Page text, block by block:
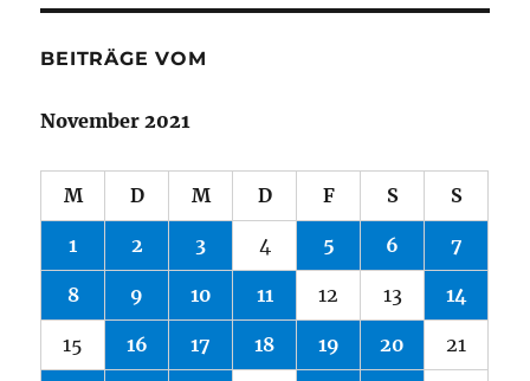
BEITRÄGE VOM
November 2021
M D M D F S S
1 2 3 4 5 6 7
8 9 10 11 12 13 14
15 16 17 18 19 20 21